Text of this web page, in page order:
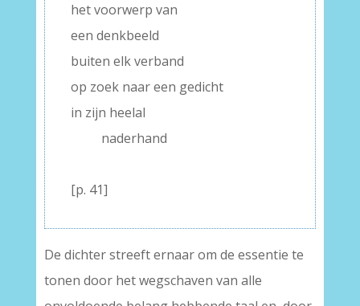
het voorwerp van
een denkbeeld
buiten elk verband
op zoek naar een gedicht
in zijn heelal
naderhand
[p. 41]
De dichter streeft ernaar om de essentie te
tonen door het wegschaven van alle